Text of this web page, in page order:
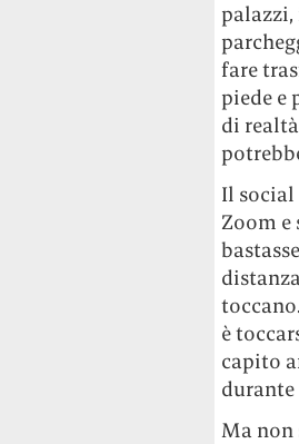
fare
piede e
di
Il social
Zoom e
è
capito
durante
Ma